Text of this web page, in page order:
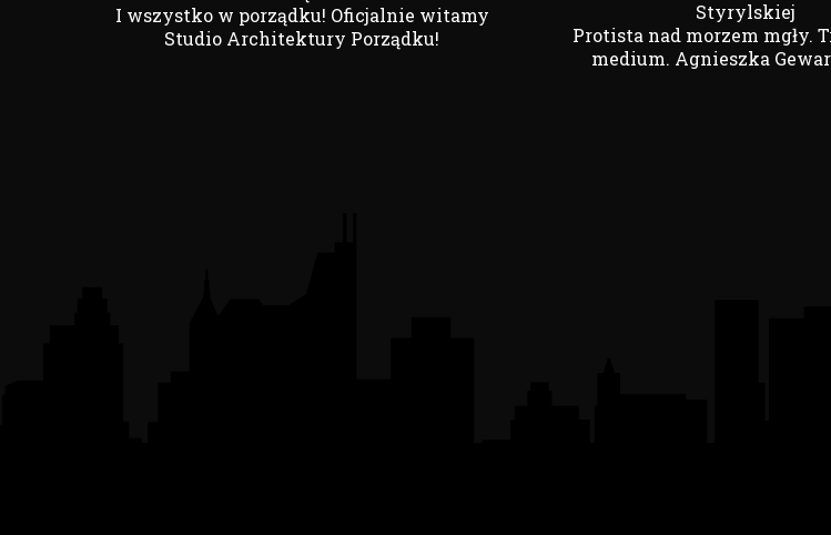
I wszystko w porządku! Oficjalnie witamy
Studio Architektury Porządku!
Styrylskiej
Protista nad morzem mgły.
medium. Agnieszka